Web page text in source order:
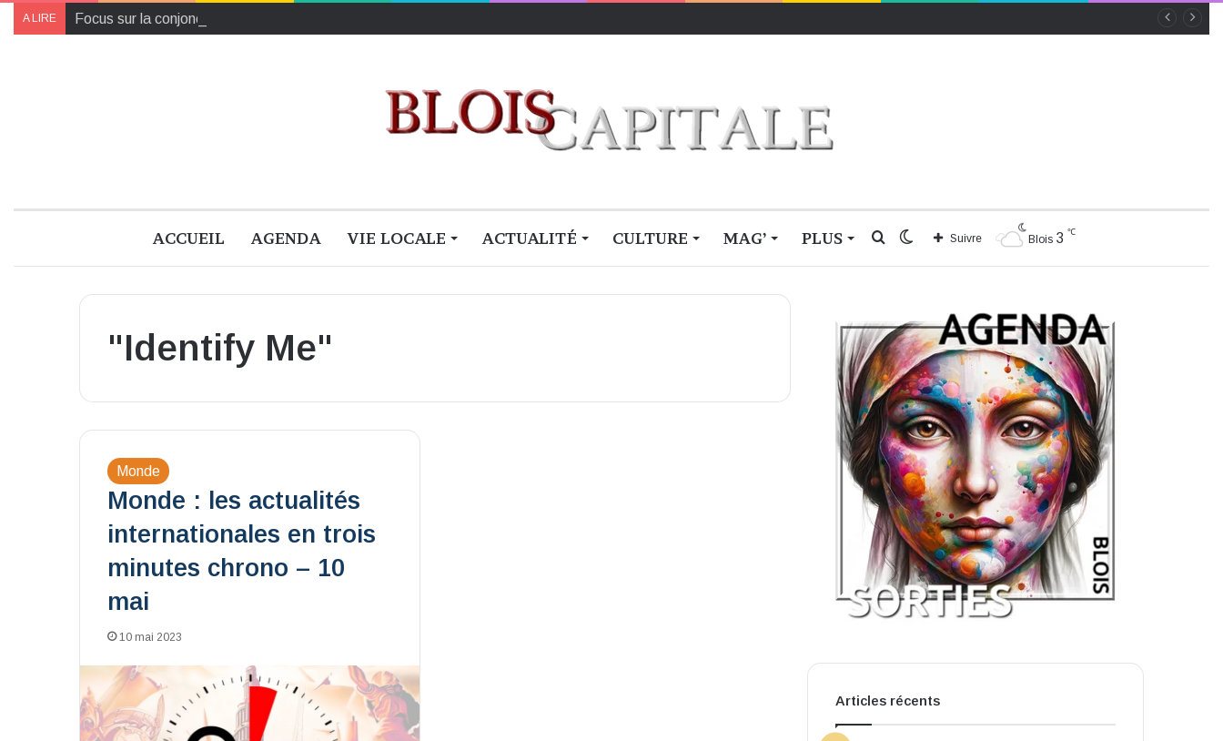
A LIRE Focus sur la conjoncture économique en Loir-et-Cher
ACCUEIL AGENDA VIE LOCALE ACTUALITÉ CULTURE MAG’ PLUS Blois 3 ℃
Suivre
Switch
Rechercher
"Identify Me"
Monde
Monde : les actualités
internationales en trois
minutes chrono – 10
mai
10 mai 2023
Articles récents